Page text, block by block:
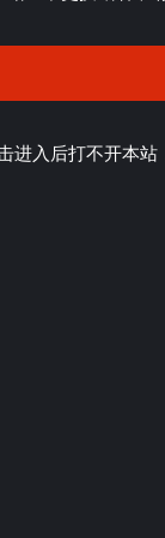
进入后打不开本站